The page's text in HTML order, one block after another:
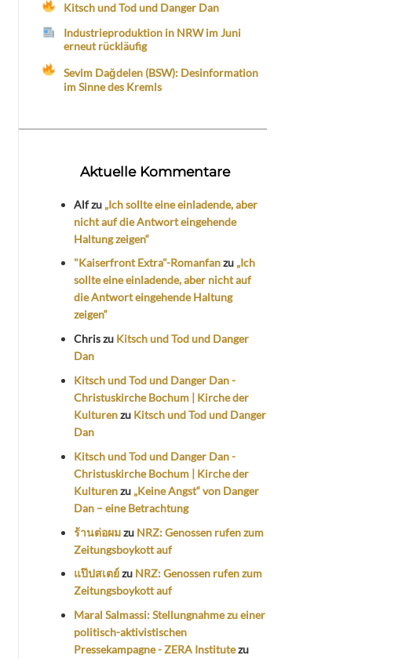
Kitsch und Tod und Danger Dan
Industrieproduktion in NRW im Juni
erneut rückläufig
Sevim Dağdelen (BSW): Desinformation
im Sinne des Kremls
Aktuelle Kommentare
Alfzu „Ich sollte eine einladende, aber
nicht auf die Antwort eingehende
Haltung zeigen“
"Kaiserfront Extra"-Romanfanzu „Ich
sollte eine einladende, aber nicht auf
die Antwort eingehende Haltung
zeigen“
Chriszu Kitsch und Tod und Danger
Dan
Kitsch und Tod und Danger Dan -
Christuskirche Bochum | Kirche der
Kulturenzu Kitsch und Tod und Danger
Dan
Kitsch und Tod und Danger Dan -
Christuskirche Bochum | Kirche der
Kulturenzu „Keine Angst“ von Danger
Dan – eine Betrachtung
ร้านต่อผมzu NRZ: Genossen rufen zum
Zeitungsboykott auf
แป๊ปสเตย์zu NRZ: Genossen rufen zum
Zeitungsboykott auf
Maral Salmassi: Stellungnahme zu einer
politisch-aktivistischen
Pressekampagne - ZERA Institutezu